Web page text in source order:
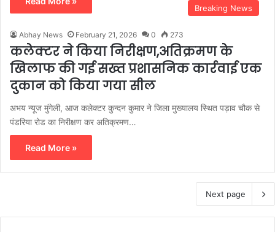
Breaking News
Abhay News February 21, 2026 0 273
कलेक्टर ने किया निरीक्षण,अतिक्रमण के
खिलाफ की गई सख्त प्रशासनिक कार्रवाई एक
दुकान को किया गया सील
अभय न्यूज मुंगेली, आज कलेक्टर कुन्दन कुमार ने जिला मुख्यालय स्थित पड़ाव चौक से
पंडरिया रोड का निरीक्षण कर अतिक्रमण…
Read More »
Next page